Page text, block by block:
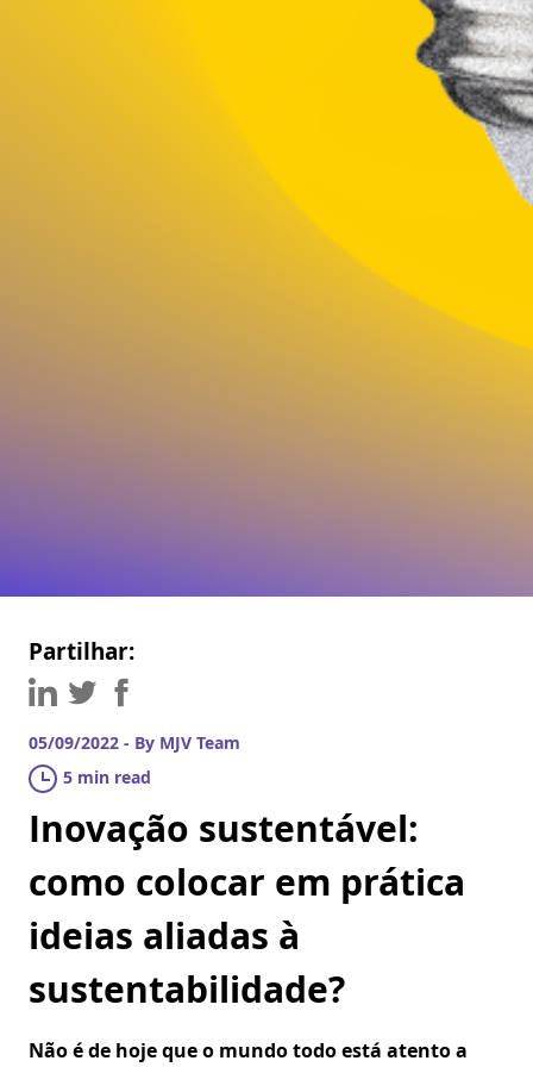
Partilhar:
05/09/2022 - By MJV Team
5 min read
Inovação sustentável:
como colocar em prática
ideias aliadas à
sustentabilidade?
Não é de hoje que o mundo todo está atento a